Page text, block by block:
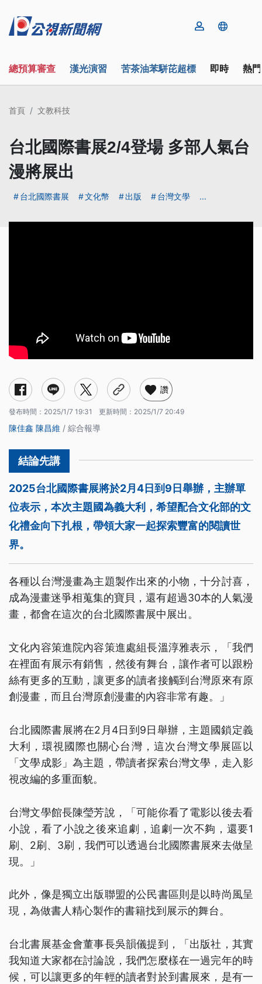
總預算審查 漢光演習 苦茶油苯駢芘超標 即時 熱
首頁 文教科技
台北國際書展2/4登場 多部人氣台
漫將展出
台北國際書展 文化幣 出版 台灣文學 ...
讚
發布時間： 2025/1/7 19:31 更新時間： 2025/1/7 20:49
陳佳鑫 陳昌維 / 綜合報導
2025台北國際書展將於2月4日到9日舉辦，主辦單
位表示，本次主題國為義大利，希望配合文化部的文
化禮金向下扎根，帶領大家一起探索豐富的閱讀世
界。
各種以台灣漫畫為主題製作出來的小物，十分討喜，
成為漫畫迷爭相蒐集的寶貝，還有超過30本的人氣漫
畫，都會在這次的台北國際書展中展出。
文化內容策進院內容策進處組長溫淳雅表示，「我們
在裡面有展示有銷售，然後有舞台，讓作者可以跟粉
絲有更多的互動，讓更多的讀者接觸到台灣原來有原
創漫畫，而且台灣原創漫畫的內容非常有趣。」
台北國際書展將在2月4日到9日舉辦，主題國鎖定義
大利，環視國際也關心台灣，這次台灣文學展區以
「文學成影」為主題，帶讀者探索台灣文學，走入影
視改編的多重面貌。
台灣文學館長陳瑩芳說，「可能你看了電影以後去看
小說，看了小說之後來追劇，追劇一次不夠，還要1
刷、2刷、3刷，我們可以透過台北國際書展來去做呈
現。」
此外，像是獨立出版聯盟的公民書區則是以時尚風呈
現，為做書人精心製作的書籍找到展示的舞台。
台北書展基金會董事長吳韻儀提到，「出版社，其實
我知道大家都在討論說，我們怎麼樣在一過完年的時
候，可以讓更多的年輕的讀者對於到書展來，是有一